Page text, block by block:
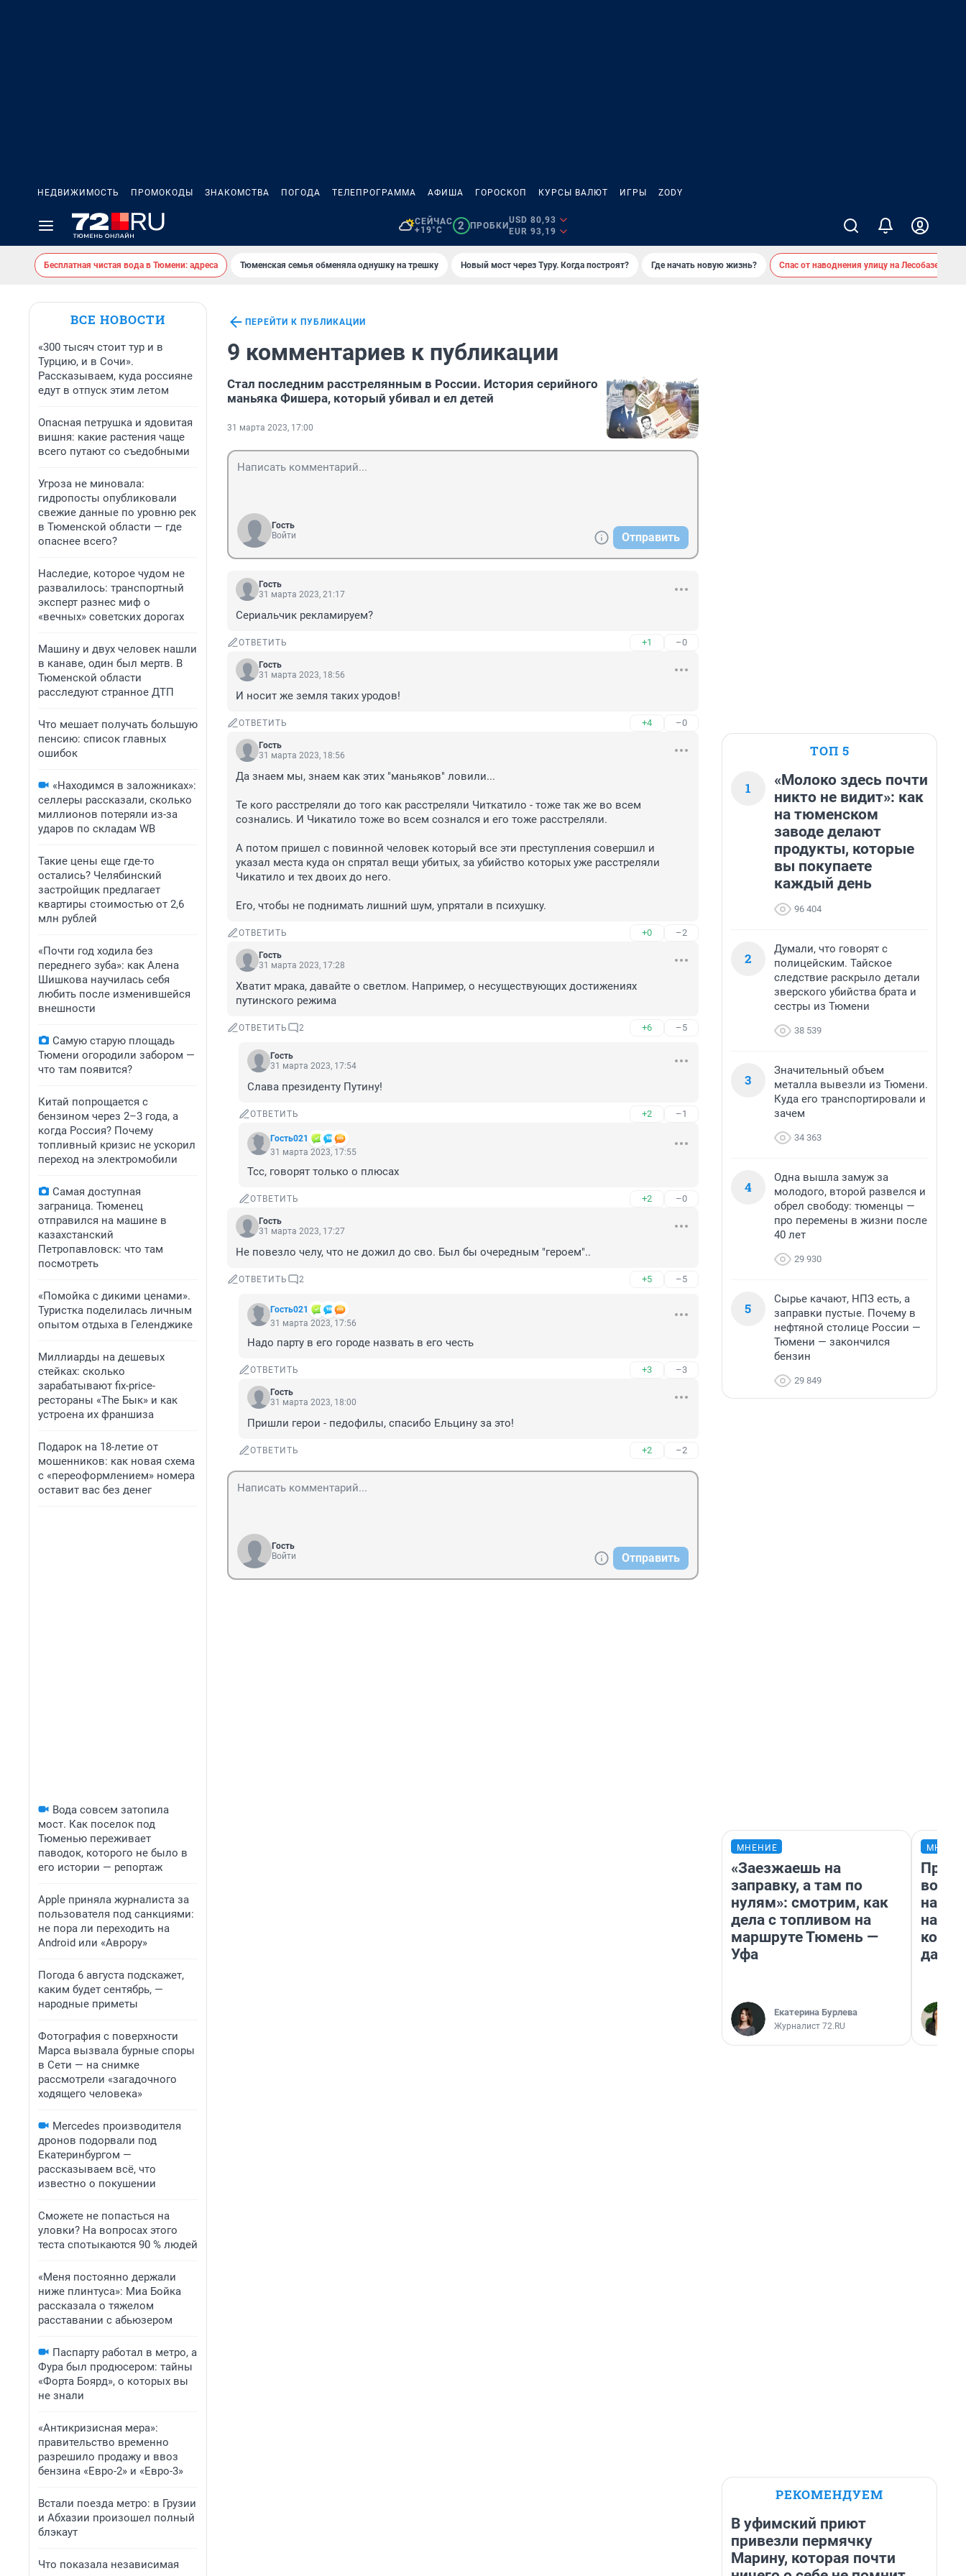
НЕДВИЖИМОСТЬ ПРОМОКОДЫ ЗНАКОМСТВА ПОГОДА ТЕЛЕПРОГРАММА АФИША ГОРОСКОП КУРСЫ ВАЛЮТ ИГРЫ ZODY
СЕЙЧАС
+19°C
2 ПРОБКИ
USD 80,93
EUR 93,19
Бесплатная чистая вода в Тюмени: адреса Тюменская семья обменяла однушку на трешку Новый мост через Туру. Когда построят? Где начать новую жизнь? Спас от наводнения улицу на Лесобазе
ВСЕ НОВОСТИ
«300 тысяч стоит тур и в
Турцию, и в Сочи».
Рассказываем, куда россияне
едут в отпуск этим летом
Опасная петрушка и ядовитая
вишня: какие растения чаще
всего путают со съедобными
Угроза не миновала:
гидропосты опубликовали
свежие данные по уровню рек
в Тюменской области — где
опаснее всего?
Наследие, которое чудом не
развалилось: транспортный
эксперт разнес миф о
«вечных» советских дорогах
Машину и двух человек нашли
в канаве, один был мертв. В
Тюменской области
расследуют странное ДТП
Что мешает получать большую
пенсию: список главных
ошибок
«Находимся в заложниках»:
селлеры рассказали, сколько
миллионов потеряли из-за
ударов по складам WB
Такие цены еще где-то
остались? Челябинский
застройщик предлагает
квартиры стоимостью от 2,6
млн рублей
«Почти год ходила без
переднего зуба»: как Алена
Шишкова научилась себя
любить после изменившейся
внешности
Самую старую площадь
Тюмени огородили забором —
что там появится?
Китай попрощается с
бензином через 2–3 года, а
когда Россия? Почему
топливный кризис не ускорил
переход на электромобили
Самая доступная
заграница. Тюменец
отправился на машине в
казахстанский
Петропавловск: что там
посмотреть
«Помойка с дикими ценами».
Туристка поделилась личным
опытом отдыха в Геленджике
Миллиарды на дешевых
стейках: сколько
зарабатывают fix-price-
рестораны «The Бык» и как
устроена их франшиза
Подарок на 18-летие от
мошенников: как новая схема
с «переоформлением» номера
оставит вас без денег
Вода совсем затопила
мост. Как поселок под
Тюменью переживает
паводок, которого не было в
его истории — репортаж
Apple приняла журналиста за
пользователя под санкциями:
не пора ли переходить на
Android или «Аврору»
Погода 6 августа подскажет,
каким будет сентябрь, —
народные приметы
Фотография с поверхности
Марса вызвала бурные споры
в Сети — на снимке
рассмотрели «загадочного
ходящего человека»
Mercedes производителя
дронов подорвали под
Екатеринбургом —
рассказываем всё, что
известно о покушении
Сможете не попасться на
уловки? На вопросах этого
теста спотыкаются 90 % людей
«Меня постоянно держали
ниже плинтуса»: Миа Бойка
рассказала о тяжелом
расставании с абьюзером
Паспарту работал в метро, а
Фура был продюсером: тайны
«Форта Боярд», о которых вы
не знали
«Антикризисная мера»:
правительство временно
разрешило продажу и ввоз
бензина «Евро-2» и «Евро-3»
Встали поезда метро: в Грузии
и Абхазии произошел полный
блэкаут
Что показала независимая
ПЕРЕЙТИ К ПУБЛИКАЦИИ
9 комментариев к публикации
Стал последним расстрелянным в России. История серийного
маньяка Фишера, который убивал и ел детей
31 марта 2023, 17:00
Гость
Войти
Отправить
Гость
31 марта 2023, 21:17
Сериальчик рекламируем?
ОТВЕТИТЬ +1 –0
Гость
31 марта 2023, 18:56
И носит же земля таких уродов!
ОТВЕТИТЬ +4 –0
Гость
31 марта 2023, 18:56
Да знаем мы, знаем как этих "маньяков" ловили...
Те кого расстреляли до того как расстреляли Читкатило - тоже так же во всем
сознались. И Чикатило тоже во всем сознался и его тоже расстреляли.
А потом пришел с повинной человек который все эти преступления совершил и
указал места куда он спрятал вещи убитых, за убийство которых уже расстреляли
Чикатило и тех двоих до него.
Его, чтобы не поднимать лишний шум, упрятали в психушку.
ОТВЕТИТЬ +0 –2
Гость
31 марта 2023, 17:28
Хватит мрака, давайте о светлом. Например, о несуществующих достижениях
путинского режима
ОТВЕТИТЬ 2 +6 –5
Гость
31 марта 2023, 17:54
Слава президенту Путину!
ОТВЕТИТЬ +2 –1
Гость021
31 марта 2023, 17:55
Тсс, говорят только о плюсах
ОТВЕТИТЬ +2 –0
Гость
31 марта 2023, 17:27
Не повезло челу, что не дожил до сво. Был бы очередным "героем"..
ОТВЕТИТЬ 2 +5 –5
Гость021
31 марта 2023, 17:56
Надо парту в его городе назвать в его честь
ОТВЕТИТЬ +3 –3
Гость
31 марта 2023, 18:00
Пришли герои - педофилы, спасибо Ельцину за это!
ОТВЕТИТЬ +2 –2
Гость
Войти
Отправить
ТОП 5
1
«Молоко здесь почти
никто не видит»: как
на тюменском
заводе делают
продукты, которые
вы покупаете
каждый день
96 404
2
Думали, что говорят с
полицейским. Тайское
следствие раскрыло детали
зверского убийства брата и
сестры из Тюмени
38 539
3
Значительный объем
металла вывезли из Тюмени.
Куда его транспортировали и
зачем
34 363
4
Одна вышла замуж за
молодого, второй развелся и
обрел свободу: тюменцы —
про перемены в жизни после
40 лет
29 930
5
Сырье качают, НПЗ есть, а
заправки пустые. Почему в
нефтяной столице России —
Тюмени — закончился
бензин
29 849
МНЕНИЕ
«Заезжаешь на
заправку, а там по
нулям»: смотрим, как
дела с топливом на
маршруте Тюмень —
Уфа
Екатерина Бурлева
Журналист 72.RU
нам
даже
РЕКОМЕНДУЕМ
В уфимский приют
привезли пермячку
Марину, которая почти